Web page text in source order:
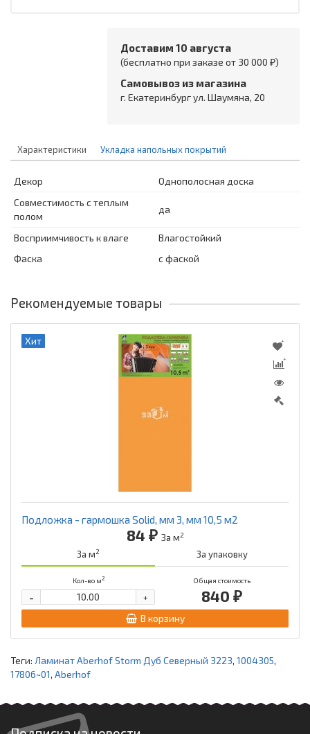
Доставим 10 августа
(бесплатно при заказе от 30 000 ₽)
Самовывоз из магазина
г. Екатеринбург ул. Шаумяна, 20
Характеристики Укладка напольных покрытий
Декор
Однополосная доска
Совместимость с теплым
полом
да
Восприимчивость к влаге
Влагостойкий
Фаска
с фаской
Рекомендуемые товары
Хит
Подложка - гармошка Solid, мм 3, мм 10,5 м2
84 ₽ За м2
За м2 За упаковку
Кол-во м2 Общая стоимость
840 ₽
+
-
В корзину
Теги: Ламинат Aberhof Storm Дуб Северный 3223, 1004305,
17806~01, Aberhof